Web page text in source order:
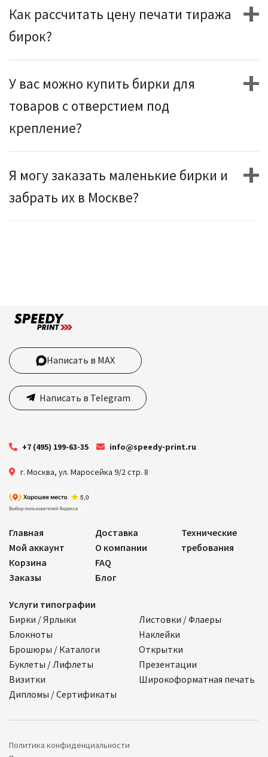
Как рассчитать цену печати тиража
бирок?
У вас можно купить бирки для
товаров с отверстием под
крепление?
Я могу заказать маленькие бирки и
забрать их в Москве?
Написать в MAX
Написать в Telegram
+7 (495) 199-63-35 info@speedy-print.ru
г. Москва, ул. Маросейка 9/2 стр. 8
Главная
Мой аккаунт
Корзина
Заказы
Доставка
О компании
FAQ
Блог
Технические
требования
Услуги типографии
Бирки / Ярлыки
Блокноты
Брошюры / Каталоги
Буклеты / Лифлеты
Визитки
Дипломы / Сертификаты
Листовки / Флаеры
Наклейки
Открытки
Презентации
Широкоформатная печать
Политика конфиденциальности